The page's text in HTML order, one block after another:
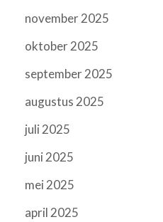
november 2025
oktober 2025
september 2025
augustus 2025
juli 2025
juni 2025
mei 2025
april 2025